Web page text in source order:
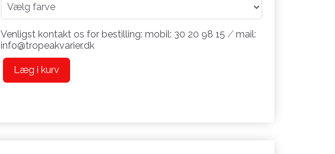
Venligst kontakt os for bestilling: mobil: 30 20 98 15 ⁄ mail:
info@tropeakvarier.dk
Læg i kurv